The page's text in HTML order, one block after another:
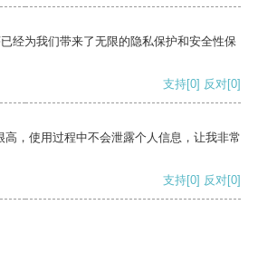
经为我们带来了无限的隐私保护和安全性保
支持[0] 反对[0]
高，使用过程中不会泄露个人信息，让我非常
支持[0] 反对[0]